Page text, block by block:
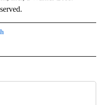
RECEIVE NOTIFICATIONS ABOUT